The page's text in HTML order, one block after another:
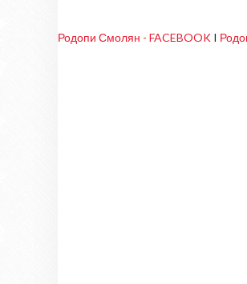
Родопи Смолян - FACEBOOK I